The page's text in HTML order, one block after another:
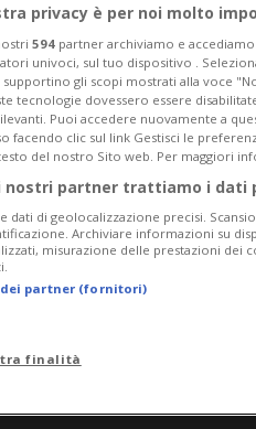
privacy è per noi molto
594 partner archiviamo e
univoci, sul tuo dispositivo .
supportino gli scopi mostrati alla voce
tecnologie dovessero essere
Puoi accedere nuovamente a
facendo clic sul link Gestisci le
del nostro Sito web. Per maggiori
nostri partner trattiamo i dati
dati di geolocalizzazione precisi.
Archiviare informazioni su
misurazione delle prestazioni dei
dei partner (fornitori)
finalità